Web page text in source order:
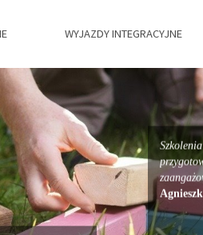
WYJAZDY INTEGRACYJNE